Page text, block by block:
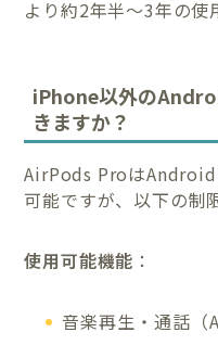
より約2年半〜3年の使
iPhone以外の
きますか？
AirPods ProはAndroid
可能ですが、以下の制
使用可能機能 ：
音楽再生・通話（